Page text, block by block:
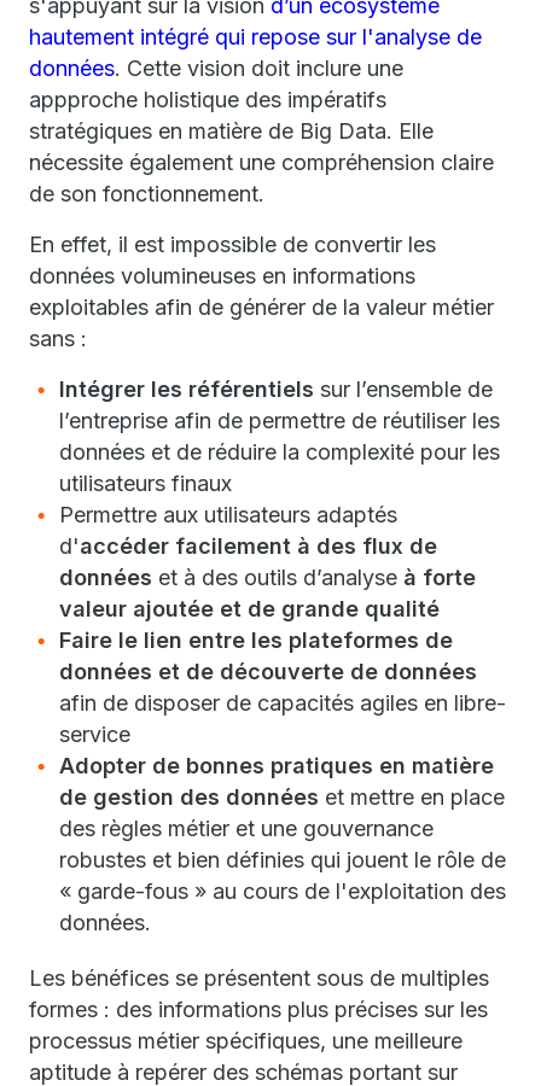
s'appuyant sur la vision d’un écosystème
hautement intégré qui repose sur l'analyse de
données. Cette vision doit inclure une
appproche holistique des impératifs
stratégiques en matière de Big Data. Elle
nécessite également une compréhension claire
de son fonctionnement.
En effet, il est impossible de convertir les
données volumineuses en informations
exploitables afin de générer de la valeur métier
sans :
Intégrer les référentiels sur l’ensemble de
l’entreprise afin de permettre de réutiliser les
données et de réduire la complexité pour les
utilisateurs finaux
Permettre aux utilisateurs adaptés
d'accéder facilement à des flux de
données et à des outils d’analyse à forte
valeur ajoutée et de grande qualité
Faire le lien entre les plateformes de
données et de découverte de données
afin de disposer de capacités agiles en libre-
service
Adopter de bonnes pratiques en matière
de gestion des données et mettre en place
des règles métier et une gouvernance
robustes et bien définies qui jouent le rôle de
« garde-fous » au cours de l'exploitation des
données.
Les bénéfices se présentent sous de multiples
formes : des informations plus précises sur les
processus métier spécifiques, une meilleure
aptitude à repérer des schémas portant sur